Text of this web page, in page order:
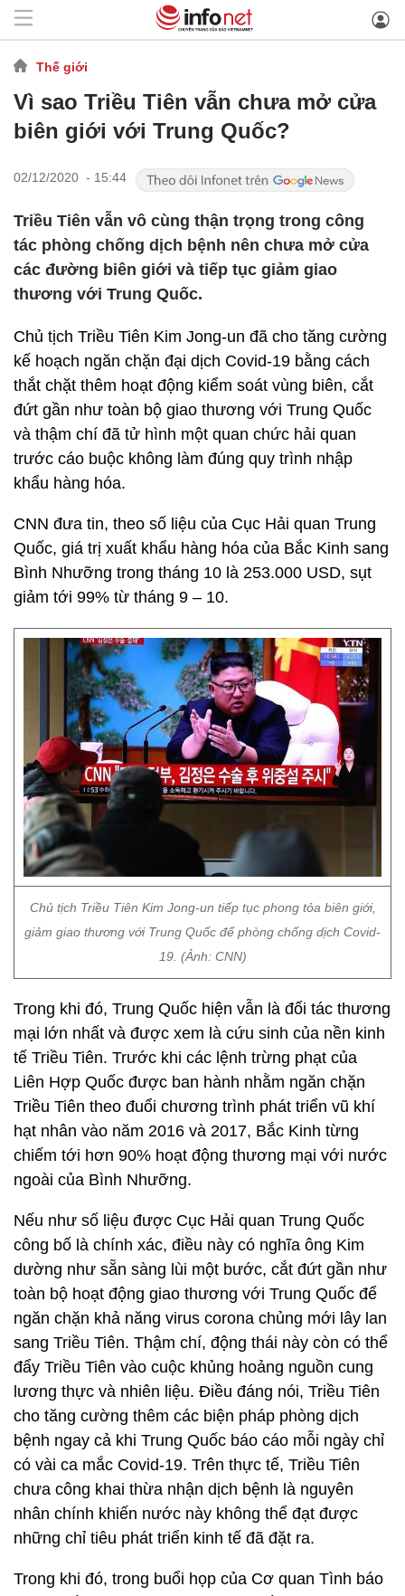
Thế giới
Vì sao Triều Tiên vẫn chưa mở cửa
biên giới với Trung Quốc?
02/12/2020 - 15:44
Triều Tiên vẫn vô cùng thận trọng trong công
tác phòng chống dịch bệnh nên chưa mở cửa
các đường biên giới và tiếp tục giảm giao
thương với Trung Quốc.
Chủ tịch Triều Tiên Kim Jong-un đã cho tăng cường
kế hoạch ngăn chặn đại dịch Covid-19 bằng cách
thắt chặt thêm hoạt động kiểm soát vùng biên, cắt
đứt gần như toàn bộ giao thương với Trung Quốc
và thậm chí đã tử hình một quan chức hải quan
trước cáo buộc không làm đúng quy trình nhập
khẩu hàng hóa.
CNN đưa tin, theo số liệu của Cục Hải quan Trung
Quốc, giá trị xuất khẩu hàng hóa của Bắc Kinh sang
Bình Nhưỡng trong tháng 10 là 253.000 USD, sụt
giảm tới 99% từ tháng 9 – 10.
Chủ tịch Triều Tiên Kim Jong-un tiếp tục phong tỏa biên giới,
giảm giao thương với Trung Quốc để phòng chống dịch Covid-
19. (Ảnh: CNN)
Trong khi đó, Trung Quốc hiện vẫn là đối tác thương
mại lớn nhất và được xem là cứu sinh của nền kinh
tế Triều Tiên. Trước khi các lệnh trừng phạt của
Liên Hợp Quốc được ban hành nhằm ngăn chặn
Triều Tiên theo đuổi chương trình phát triển vũ khí
hạt nhân vào năm 2016 và 2017, Bắc Kinh từng
chiếm tới hơn 90% hoạt động thương mại với nước
ngoài của Bình Nhưỡng.
Nếu như số liệu được Cục Hải quan Trung Quốc
công bố là chính xác, điều này có nghĩa ông Kim
dường như sẵn sàng lùi một bước, cắt đứt gần như
toàn bộ hoạt động giao thương với Trung Quốc để
ngăn chặn khả năng virus corona chủng mới lây lan
sang Triều Tiên. Thậm chí, động thái này còn có thể
đẩy Triều Tiên vào cuộc khủng hoảng nguồn cung
lương thực và nhiên liệu. Điều đáng nói, Triều Tiên
cho tăng cường thêm các biện pháp phòng dịch
bệnh ngay cả khi Trung Quốc báo cáo mỗi ngày chỉ
có vài ca mắc Covid-19. Trên thực tế, Triều Tiên
chưa công khai thừa nhận dịch bệnh là nguyên
nhân chính khiến nước này không thể đạt được
những chỉ tiêu phát triển kinh tế đã đặt ra.
Trong khi đó, trong buổi họp của Cơ quan Tình báo